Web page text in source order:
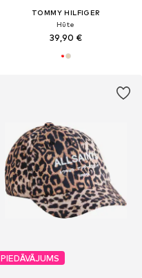
TOMMY HILFIGER
Hūte
39,90 €
PIEDĀVĀJUMS